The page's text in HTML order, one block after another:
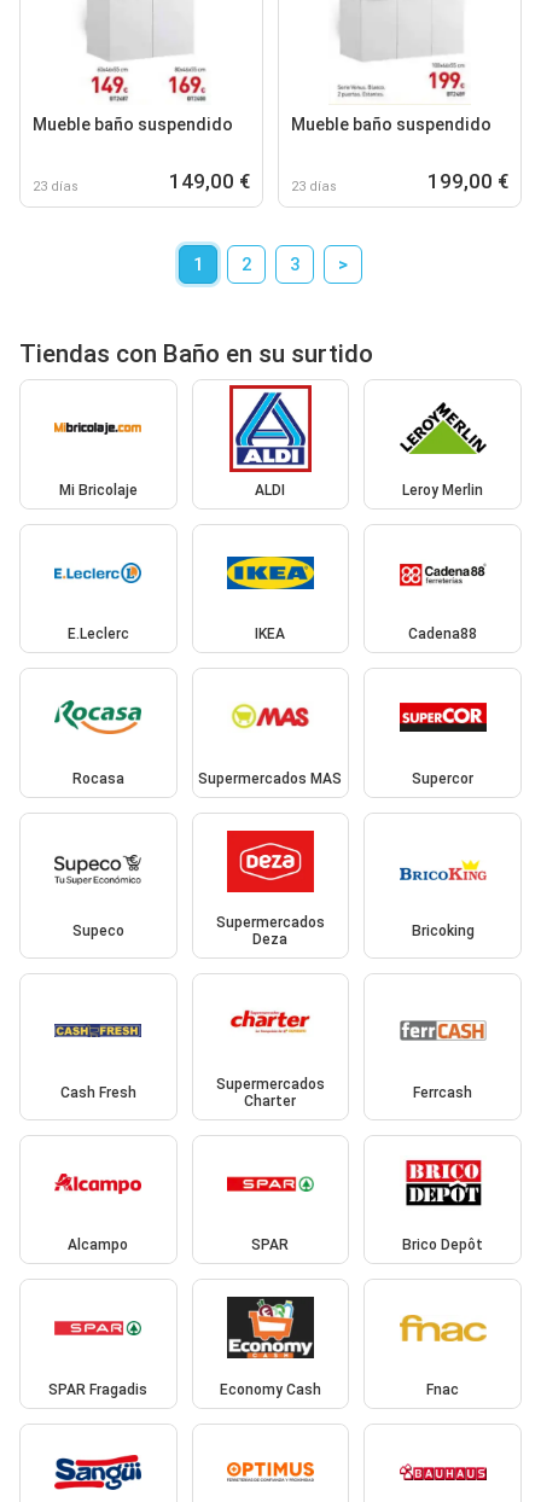
Mueble baño suspendido
23 días 149,00 €
Mueble baño suspendido
23 días 199,00 €
1 2 3 >
Tiendas con Baño en su surtido
Mi Bricolaje ALDI Leroy Merlin
E.Leclerc IKEA Cadena88
Rocasa Supermercados MAS Supercor
Supeco
Supermercados
Deza
Bricoking
Cash Fresh
Supermercados
Charter
Ferrcash
Alcampo SPAR Brico Depôt
SPAR Fragadis Economy Cash Fnac